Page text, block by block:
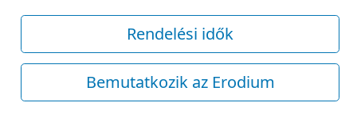
Rendelési idők
Bemutatkozik az Erodium